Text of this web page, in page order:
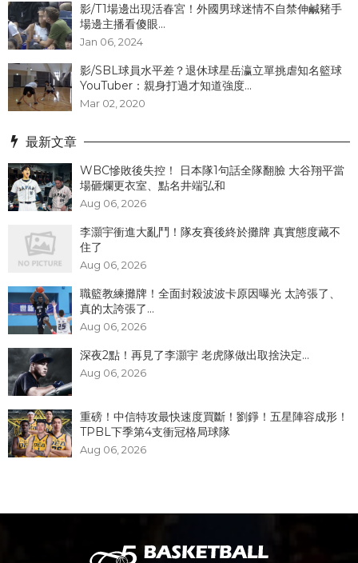
影/T1場邊出現活春宮！外國男球迷情不自禁伸鹹豬手
場邊主播看傻眼...
Jan 06, 2024
影/SBL球員水平差？退休球星岳瀛立單挑虐知名籃球
YouTuber：親身打過才知道強度...
Mar 02, 2020
最新文章
WBC慘敗後失控！ 日本隊1句話全隊翻臉 大谷翔平當
場砸爛更衣室、點名井端弘和
Aug 06, 2026
李灝宇衝進大亂鬥！隊友賽後終於攤牌 真實態度藏不
住了
Aug 06, 2026
職籃教練攤牌！全面封殺波波卡原因曝光 太誇張了、
真的太誇張了...
Aug 06, 2026
深夜2點！再見了李灝宇 老虎隊做出取捨決定...
Aug 06, 2026
重磅！中信特攻最快速度買斷！劉錚！五星陣容成形！
TPBL下季第4支衝冠格局球隊
Aug 06, 2026